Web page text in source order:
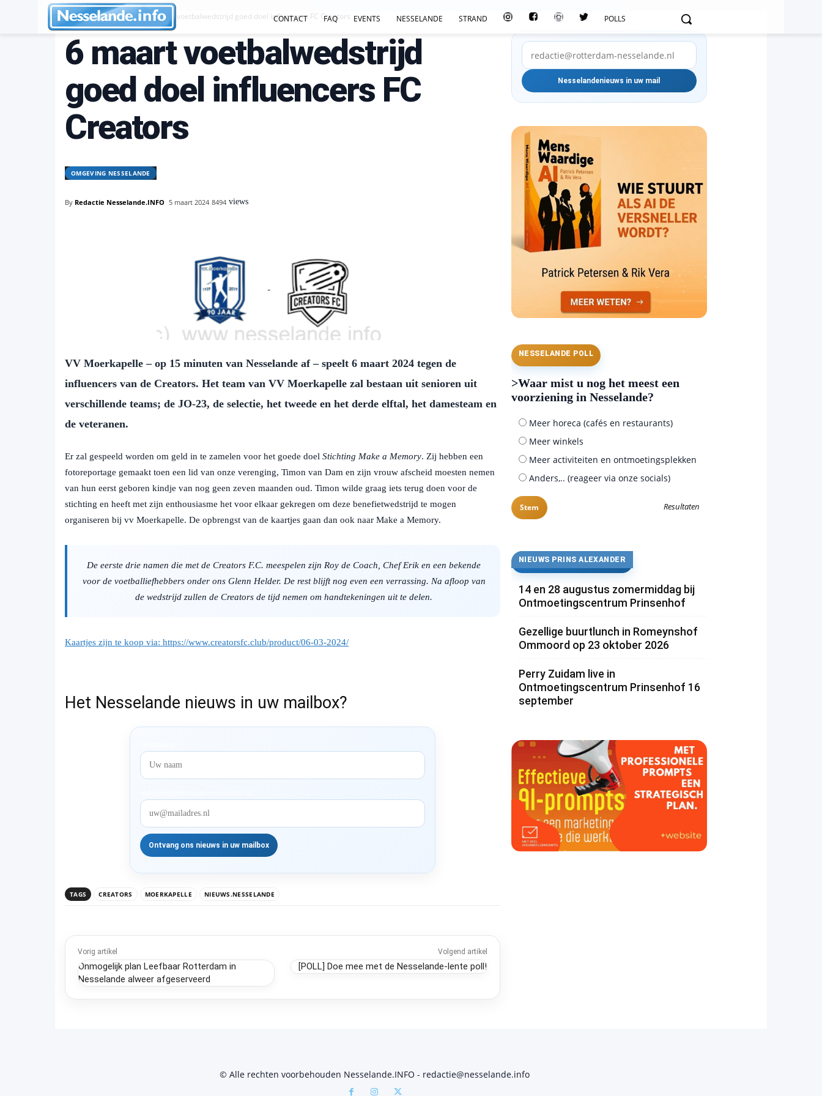
CONTACT FAQ EVENTS NESSELANDE STRAND POLLS
Omgeving Nesselande 6 maart voetbalwedstrijd goed doel influencers FC Creators
6 maart voetbalwedstrijd
goed doel influencers FC
Creators
OMGEVING NESSELANDE
By Redactie Nesselande.INFO 5 maart 2024 8494 views
VV Moerkapelle – op 15 minuten van Nesselande af – speelt 6 maart 2024 tegen de
influencers van de Creators. Het team van VV Moerkapelle zal bestaan uit senioren uit
verschillende teams; de JO-23, de selectie, het tweede en het derde elftal, het damesteam en
de veteranen.
Er zal gespeeld worden om geld in te zamelen voor het goede doel Stichting Make a Memory. Zij hebben een
fotoreportage gemaakt toen een lid van onze verenging, Timon van Dam en zijn vrouw afscheid moesten nemen
van hun eerst geboren kindje van nog geen zeven maanden oud. Timon wilde graag iets terug doen voor de
stichting en heeft met zijn enthousiasme het voor elkaar gekregen om deze benefietwedstrijd te mogen
organiseren bij vv Moerkapelle. De opbrengst van de kaartjes gaan dan ook naar Make a Memory.
De eerste drie namen die met de Creators F.C. meespelen zijn Roy de Coach, Chef Erik en een bekende
voor de voetballiefhebbers onder ons Glenn Helder. De rest blijft nog even een verrassing. Na afloop van
de wedstrijd zullen de Creators de tijd nemen om handtekeningen uit te delen.
Kaartjes zijn te koop via: https://www.creatorsfc.club/product/06-03-2024/
Het Nesselande nieuws in uw mailbox?
TAGS CREATORS MOERKAPELLE NIEUWS.NESSELANDE
Vorig artikel
Onmogelijk plan Leefbaar Rotterdam in
Nesselande alweer afgeserveerd
Volgend artikel
[POLL] Doe mee met de Nesselande-lente poll!
NESSELANDE POLL
>Waar mist u nog het meest een
voorziening in Nesselande?
Meer horeca (cafés en restaurants)
Meer winkels
Meer activiteiten en ontmoetingsplekken
Anders,.. (reageer via onze socials)
Resultaten
NIEUWS PRINS ALEXANDER
14 en 28 augustus zomermiddag bij
Ontmoetingscentrum Prinsenhof
Gezellige buurtlunch in Romeynshof
Ommoord op 23 oktober 2026
Perry Zuidam live in
Ontmoetingscentrum Prinsenhof 16
september
© Alle rechten voorbehouden Nesselande.INFO - redactie@nesselande.info